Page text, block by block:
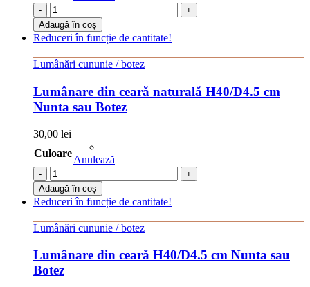
-
+
Adaugă în coș
Reduceri în funcție de cantitate!
Lumânări cununie / botez
Lumânare din ceară naturală H40/D4.5 cm
Nunta sau Botez
30,00 lei
Culoare
Anulează
-
+
Adaugă în coș
Reduceri în funcție de cantitate!
Lumânări cununie / botez
Lumânare din ceară H40/D4.5 cm Nunta sau
Botez